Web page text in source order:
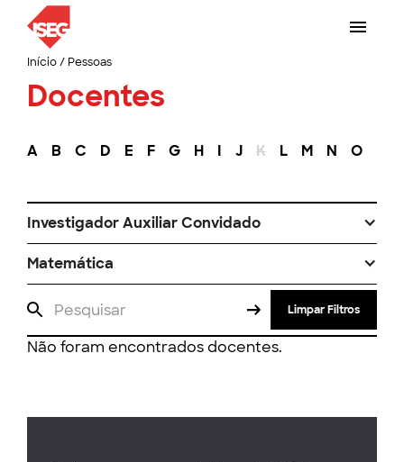
Início/ Pessoas
Docentes
A B C D E F G H I J K L M N O
Investigador Auxiliar Convidado
Matemática
Limpar Filtros
Não foram encontrados docentes.